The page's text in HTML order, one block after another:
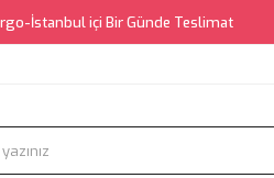
İstanbul içi Bir Günde Teslimat